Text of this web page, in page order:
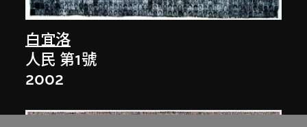
白宜洛
人民 第1號
2002